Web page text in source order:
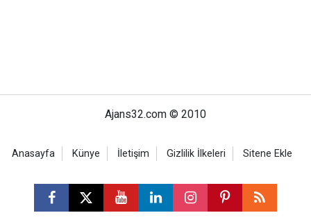
Ajans32.com © 2010
Anasayfa Künye İletişim Gizlilik İlkeleri Sitene Ekle